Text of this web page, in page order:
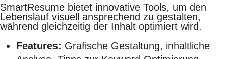
SmartResume bietet innovative Tools, um den
Lebenslauf visuell ansprechend zu gestalten,
während gleichzeitig der Inhalt optimiert wird.
Features: Grafische Gestaltung, inhaltliche